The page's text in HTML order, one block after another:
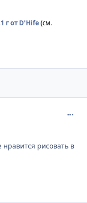
гот D'Hife(см.
рисовать в